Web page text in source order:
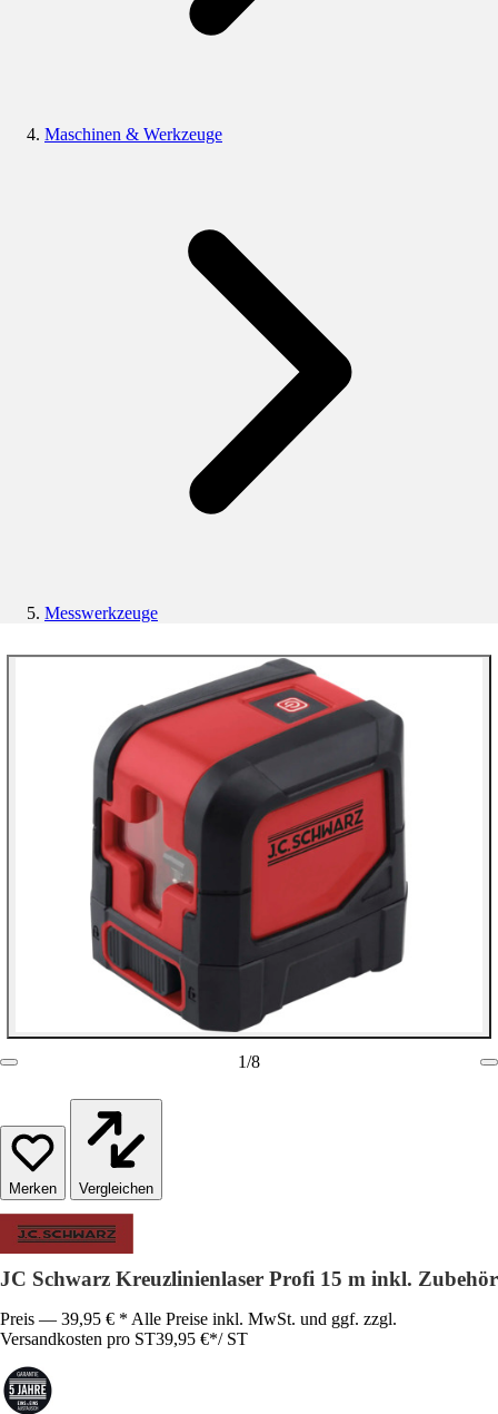
Maschinen & Werkzeuge
Messwerkzeuge
1/8
Vergleichen
JC Schwarz Kreuzlinienlaser Profi 15 m inkl. Zubehör
Preis — 39,95 € * Alle Preise inkl. MwSt. und ggf. zzgl.
Versandkosten pro ST39,95 €*/ ST